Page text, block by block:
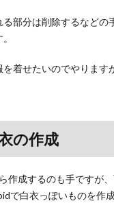
部分は削除するなどの
着せたいのでやります
の作成
作成するのも手ですが
で白衣っぽいものを作